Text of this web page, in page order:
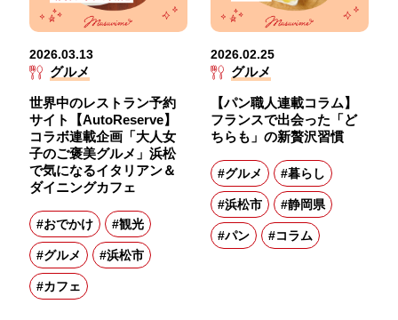
2026.03.13
グルメ
世界中のレストラン予約
サイト【AutoReserve】
コラボ連載企画「大人女
子のご褒美グルメ」浜松
で気になるイタリアン＆
ダイニングカフェ
#おでかけ #観光
#グルメ #浜松市
#カフェ
2026.02.25
グルメ
【パン職人連載コラム】
フランスで出会った「ど
ちらも」の新贅沢習慣
#グルメ #暮らし
#浜松市 #静岡県
#パン #コラム